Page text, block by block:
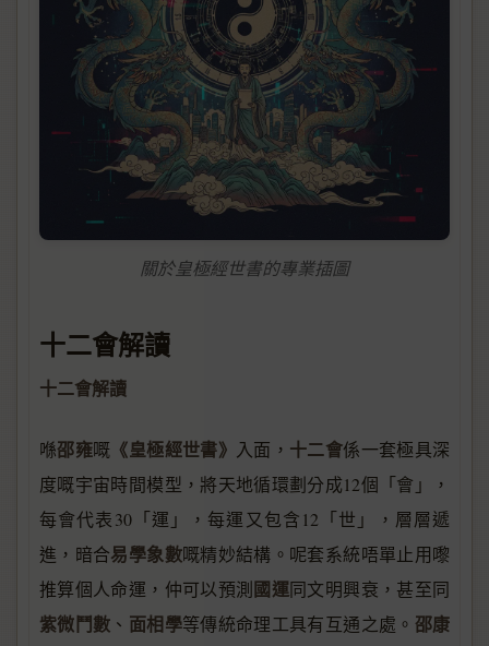
關於皇極經世書的專業插圖
十二會解讀
十二會解讀
喺邵雍嘅 《皇極經世書》 入面， 十二會係一套極具深
度嘅宇宙時間模型，將天地循環劃分成12個「會」，
每會代表30「運」，每運又包含12「世」，層層遞
進，暗合易學象數嘅精妙結構。呢套系統唔單止用嚟
推算個人命運，仲可以預測 國運同文明興衰，甚至同
紫微鬥數 、 面相學等傳統命理工具有互通之處。 邵康